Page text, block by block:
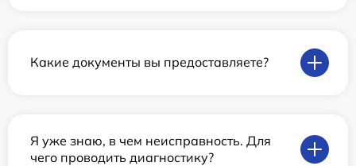
Какие документы вы предоставляете?
Я уже знаю, в чем неисправность. Для
чего проводить диагностику?